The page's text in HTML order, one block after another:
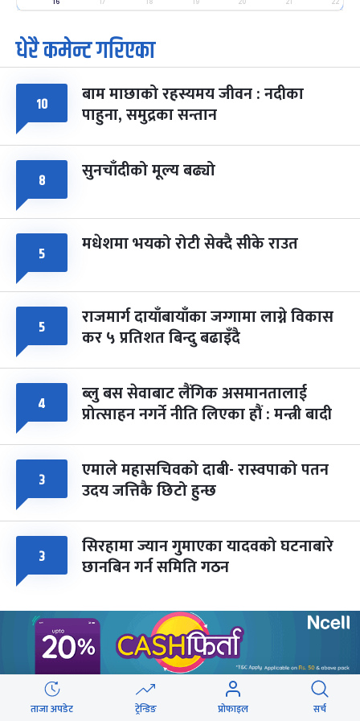
७
आइत
पूर्णिमा व्रत
चैत्र ७, २०८३-Mar 21, 2027
८ फागुपूर्णिमा
चैत्र ८, २०८३-Mar 22, 2027
७ महिना बाँकी
धेरै कमेन्ट गरिएका
१० बाम माछाको रहस्यमय जीवन : नदीका
पाहुना, समुद्रका सन्तान
८ सुनचाँदीको मूल्य बढ्यो
५ मधेशमा भयको रोटी सेक्दै सीके राउत
५ राजमार्ग दायाँबायाँका जग्गामा लाग्ने विकास
कर ५ प्रतिशत बिन्दु बढाइँदै
४ ब्लु बस सेवाबाट लैंगिक असमानतालाई
प्रोत्साहन नगर्ने नीति लिएका हौं : मन्त्री बादी
३ एमाले महासचिवको दाबी- रास्वपाको पतन
उदय जत्तिकै छिटो हुन्छ
३ सिरहामा ज्यान गुमाएका यादवको घटनाबारे
छानबिन गर्न समिति गठन
वेबस्टोरिज
ताजा अपडेट ट्रेन्डिङ प्रोफाइल सर्च